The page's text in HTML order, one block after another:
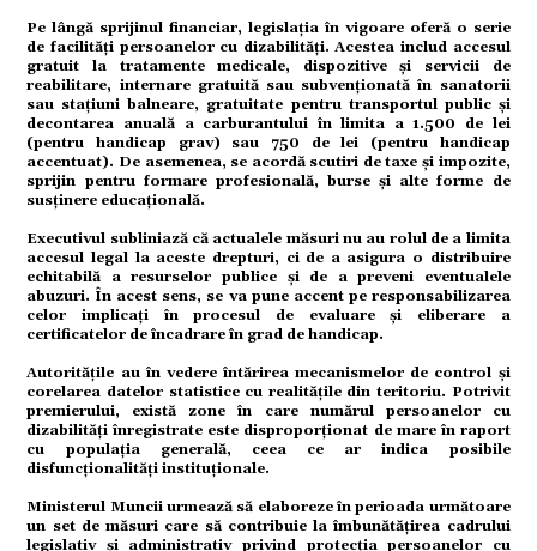
Pe lângă sprijinul financiar, legislația în vigoare oferă o serie
de facilități persoanelor cu dizabilități. Acestea includ accesul
gratuit la tratamente medicale, dispozitive și servicii de
reabilitare, internare gratuită sau subvenționată în sanatorii
sau stațiuni balneare, gratuitate pentru transportul public și
decontarea anuală a carburantului în limita a 1.500 de lei
(pentru handicap grav) sau 750 de lei (pentru handicap
accentuat). De asemenea, se acordă scutiri de taxe și impozite,
sprijin pentru formare profesională, burse și alte forme de
susținere educațională.
Executivul subliniază că actualele măsuri nu au rolul de a limita
accesul legal la aceste drepturi, ci de a asigura o distribuire
echitabilă a resurselor publice și de a preveni eventualele
abuzuri. În acest sens, se va pune accent pe responsabilizarea
celor implicați în procesul de evaluare și eliberare a
certificatelor de încadrare în grad de handicap.
Autoritățile au în vedere întărirea mecanismelor de control și
corelarea datelor statistice cu realitățile din teritoriu. Potrivit
premierului, există zone în care numărul persoanelor cu
dizabilități înregistrate este disproporționat de mare în raport
cu populația generală, ceea ce ar indica posibile
disfuncționalități instituționale.
Ministerul Muncii urmează să elaboreze în perioada următoare
un set de măsuri care să contribuie la îmbunătățirea cadrului
legislativ și administrativ privind protecția persoanelor cu